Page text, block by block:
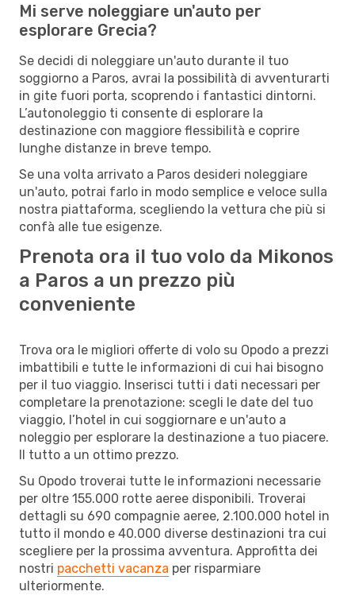
Mi serve noleggiare un'auto per
esplorare Grecia?
Se decidi di noleggiare un'auto durante il tuo
soggiorno a Paros, avrai la possibilità di avventurarti
in gite fuori porta, scoprendo i fantastici dintorni.
L’autonoleggio ti consente di esplorare la
destinazione con maggiore flessibilità e coprire
lunghe distanze in breve tempo.
Se una volta arrivato a Paros desideri noleggiare
un'auto, potrai farlo in modo semplice e veloce sulla
nostra piattaforma, scegliendo la vettura che più si
confà alle tue esigenze.
Prenota ora il tuo volo da Mikonos
a Paros a un prezzo più
conveniente
Trova ora le migliori offerte di volo su Opodo a prezzi
imbattibili e tutte le informazioni di cui hai bisogno
per il tuo viaggio. Inserisci tutti i dati necessari per
completare la prenotazione: scegli le date del tuo
viaggio, l’hotel in cui soggiornare e un'auto a
noleggio per esplorare la destinazione a tuo piacere.
Il tutto a un ottimo prezzo.
Su Opodo troverai tutte le informazioni necessarie
per oltre 155.000 rotte aeree disponibili. Troverai
dettagli su 690 compagnie aeree, 2.100.000 hotel in
tutto il mondo e 40.000 diverse destinazioni tra cui
scegliere per la prossima avventura. Approfitta dei
nostri pacchetti vacanza per risparmiare
ulteriormente.